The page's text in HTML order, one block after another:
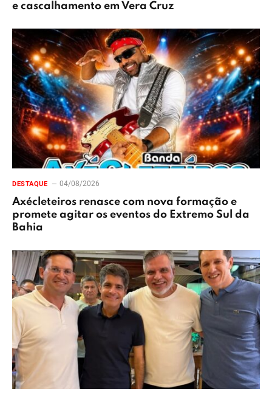
e cascalhamento em Vera Cruz
DESTAQUE 04/08/2026
Axécleteiros renasce com nova formação e
promete agitar os eventos do Extremo Sul da
Bahia